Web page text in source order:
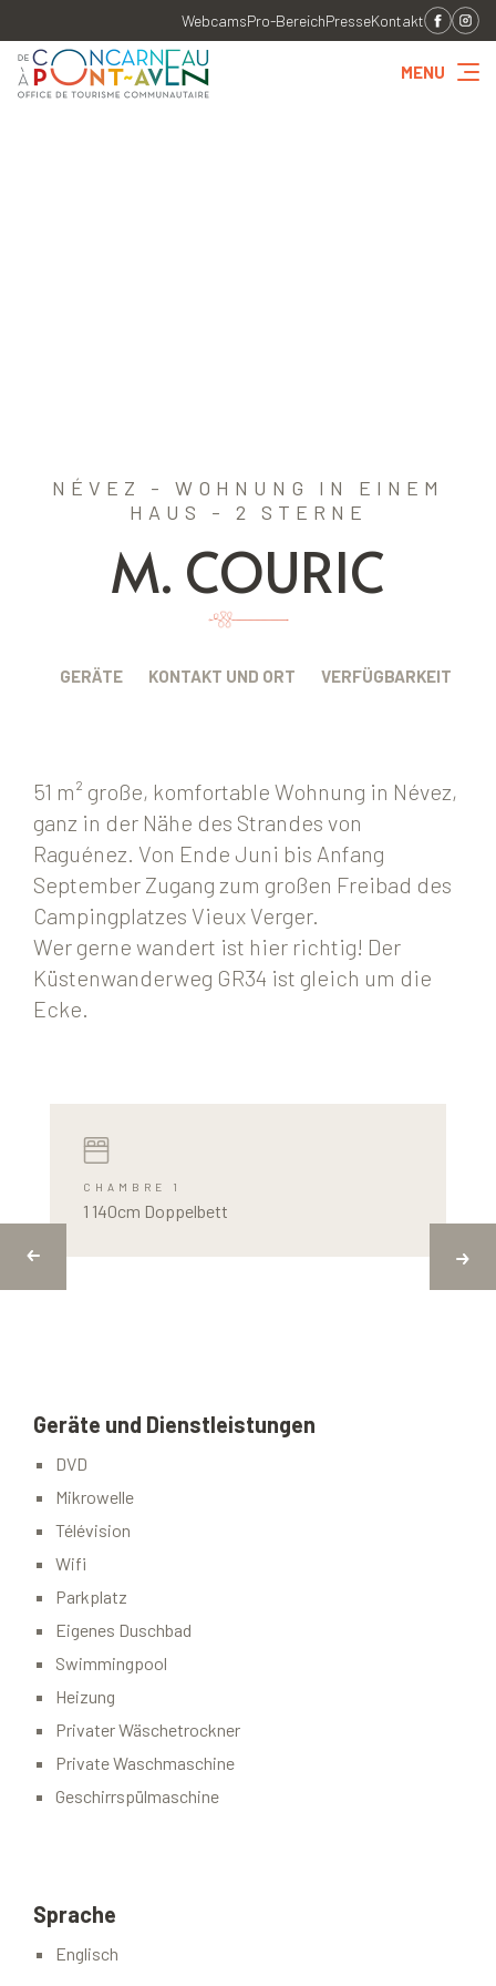
WebcamsPro-BereichPresseKontakt
MENU
NÉVEZ - WOHNUNG IN EINEM
HAUS - 2 STERNE
M. COURIC
GERÄTE KONTAKT UND ORT VERFÜGBARKEIT
51 m² große, komfortable Wohnung in Névez,
ganz in der Nähe des Strandes von
Raguénez. Von Ende Juni bis Anfang
September Zugang zum großen Freibad des
Campingplatzes Vieux Verger.
Wer gerne wandert ist hier richtig! Der
Küstenwanderweg GR34 ist gleich um die
Ecke.
CHAMBRE 1
1 140cm Doppelbett
Geräte und Dienstleistungen
DVD
Mikrowelle
Télévision
Wifi
Parkplatz
Eigenes Duschbad
Swimmingpool
Heizung
Privater Wäschetrockner
Private Waschmaschine
Geschirrspülmaschine
Sprache
Englisch